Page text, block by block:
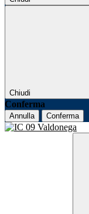
Chiudi
Conferma
Annulla Conferma